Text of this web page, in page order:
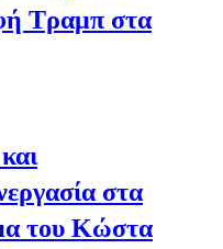
Τραμπ στα
στα
του Κώστα